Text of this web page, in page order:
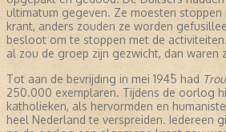
ultimatum gegeven. Ze moesten stoppen
krant, anders zouden ze worden
besloot om te stoppen met de
al zou de groep zijn gezwicht, dan waren
Tot aan de bevrijding in mei 1945 had
250.000 exemplaren. Tijdens de oorlog
katholieken, als hervormden en
heel Nederland te verspreiden. Iedereen